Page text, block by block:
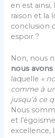
en est ainsi,
raison et la
conclusion
espoir ?
Non, nous
nous avons
laquelle «
comme à
jusqu’à ce
Nous
et
excellence,